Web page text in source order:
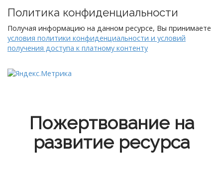
Политика конфиденциальности
Получая информацию на данном ресурсе, Вы принимаете
условия политики конфиденциальности и условий
получения доступа к платному контенту
Пожертвование на
развитие ресурса